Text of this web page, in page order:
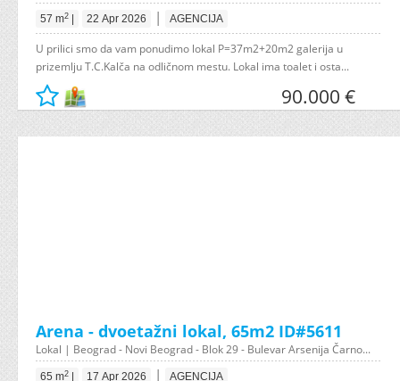
57 m2 22 Apr 2026 | AGENCIJA
U prilici smo da vam ponudimo lokal P=37m2+20m2 galerija u
prizemlju T.C.Kalča na odličnom mestu. Lokal ima toalet i osta...
90.000 €
Arena - dvoetažni lokal, 65m2 ID#5611
Lokal | Beograd - Novi Beograd - Blok 29 - Bulevar Arsenija Čarno...
65 m2 17 Apr 2026 | AGENCIJA